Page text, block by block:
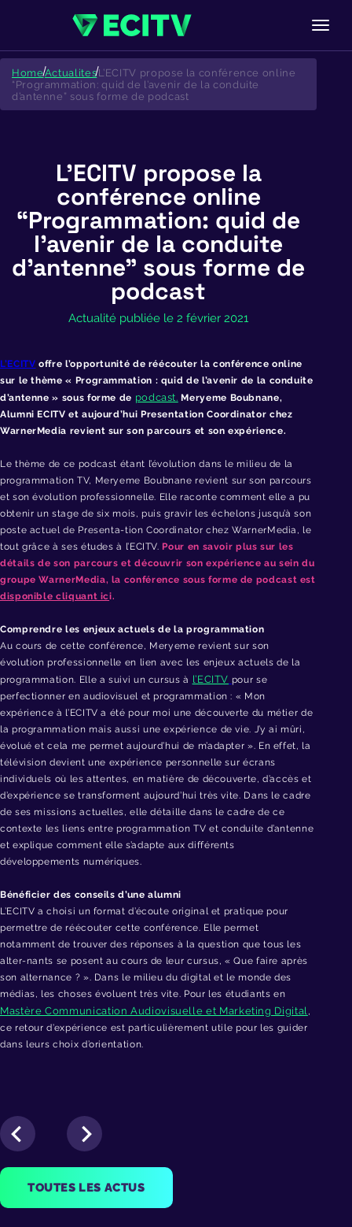
Skip
content
HomeActualitesL’ECITV propose la conférence online
“Programmation: quid de l’avenir de la conduite
d’antenne” sous forme de podcast
L’ECITV propose la
conférence online
“Programmation: quid de
l’avenir de la conduite
d’antenne” sous forme de
podcast
Actualité publiée le 2 février 2021
L’ECITV offre l’opportunité de réécouter la conférence online
sur le thème « Programmation : quid de l’avenir de la conduite
d’antenne » sous forme de podcast. Meryeme Boubnane,
Alumni ECITV et aujourd’hui Presentation Coordinator chez
WarnerMedia revient sur son parcours et son expérience.
Le thème de ce podcast étant l’évolution dans le milieu de la
programmation TV, Meryeme Boubnane revient sur son parcours
et son évolution professionnelle. Elle raconte comment elle a pu
obtenir un stage de six mois, puis gravir les échelons jusqu’à son
poste actuel de Presenta-tion Coordinator chez WarnerMedia, le
tout grâce à ses études à l’ECITV. Pour en savoir plus sur les
détails de son parcours et découvrir son expérience au sein du
groupe WarnerMedia, la conférence sous forme de podcast est
disponible cliquant ici.
Comprendre les enjeux actuels de la programmation
Au cours de cette conférence, Meryeme revient sur son
évolution professionnelle en lien avec les enjeux actuels de la
programmation. Elle a suivi un cursus à l’ECITV pour se
perfectionner en audiovisuel et programmation : « Mon
expérience à l’ECITV a été pour moi une découverte du métier de
la programmation mais aussi une expérience de vie. J’y ai mûri,
évolué et cela me permet aujourd’hui de m’adapter ». En effet, la
télévision devient une expérience personnelle sur écrans
individuels où les attentes, en matière de découverte, d’accès et
d’expérience se transforment aujourd’hui très vite. Dans le cadre
de ses missions actuelles, elle détaille dans le cadre de ce
contexte les liens entre programmation TV et conduite d’antenne
et explique comment elle s’adapte aux différents
développements numériques.
Bénéficier des conseils d’une alumni
L’ECITV a choisi un format d’écoute original et pratique pour
permettre de réécouter cette conférence. Elle permet
notamment de trouver des réponses à la question que tous les
alter-nants se posent au cours de leur cursus, « Que faire après
son alternance ? ». Dans le milieu du digital et le monde des
médias, les choses évoluent très vite. Pour les étudiants en
Mastère Communication Audiovisuelle et Marketing Digital,
ce retour d’expérience est particulièrement utile pour les guider
dans leurs choix d’orientation.
TOUTES LES ACTUS